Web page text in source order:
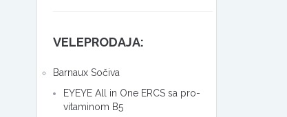
VELEPRODAJA:
Barnaux Sočiva
EYEYE All in One ERCS sa pro-
vitaminom B5